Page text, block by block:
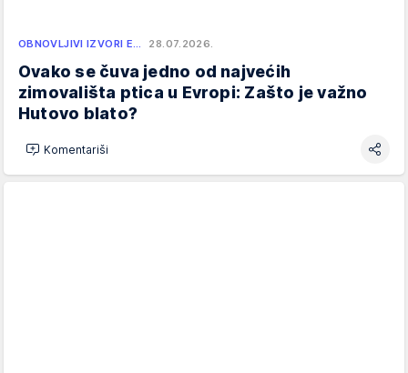
OBNOVLJIVI IZVORI E… 28.07.2026.
Ovako se čuva jedno od najvećih
zimovališta ptica u Evropi: Zašto je važno
Hutovo blato?
Komentariši